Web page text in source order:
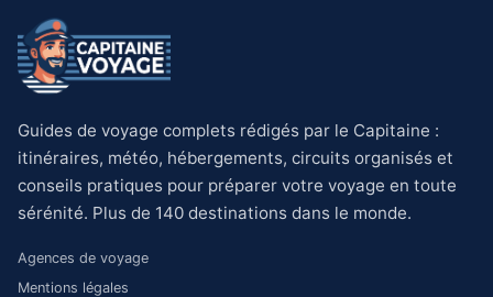
Guides de voyage complets rédigés par le Capitaine :
itinéraires, météo, hébergements, circuits organisés et
conseils pratiques pour préparer votre voyage en toute
sérénité. Plus de 140 destinations dans le monde.
Agences de voyage
Mentions légales